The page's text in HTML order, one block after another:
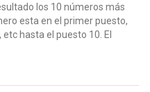
los 10 números más
esta en el primer puesto,
hasta el puesto 10. El